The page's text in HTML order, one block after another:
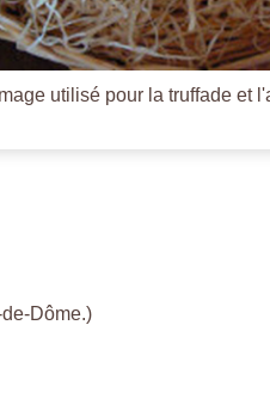
utilisé pour la truffade et
Dôme.)